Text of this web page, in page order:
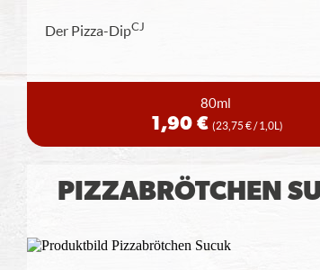
Der Pizza-DipCJ
80ml
1,90 €(23,75 € / 1,0L)
PIZZABRÖTCHEN